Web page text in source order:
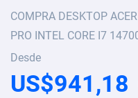
COMPRA DESKTOP
PRO INTEL CORE I7
Desde
US$941,18